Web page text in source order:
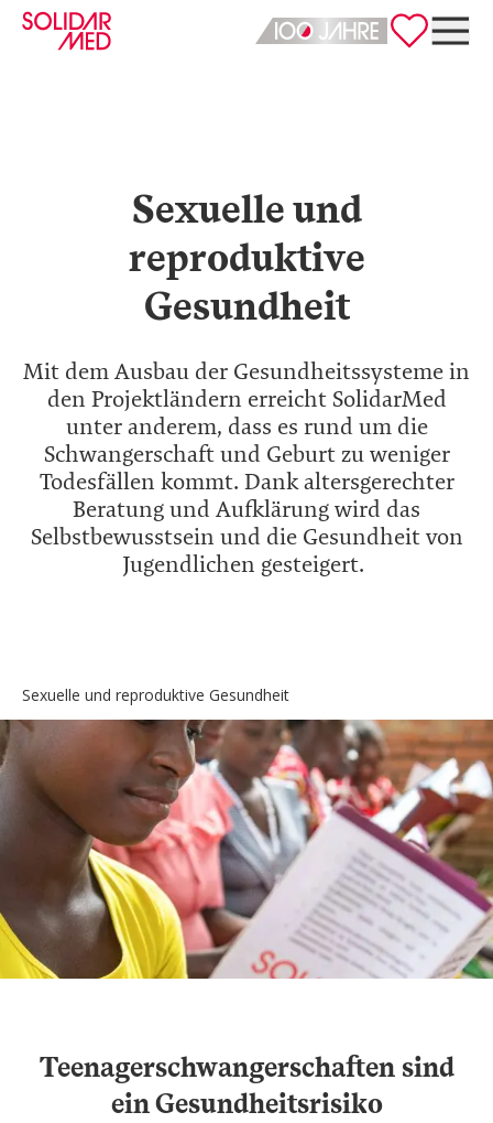
Deutsch
Sexuelle und
reproduktive
Gesundheit
Mit dem Ausbau der Gesundheitssysteme in
den Projektländern erreicht SolidarMed
unter anderem, dass es rund um die
Schwangerschaft und Geburt zu weniger
Todesfällen kommt. Dank altersgerechter
Beratung und Aufklärung wird das
Selbstbewusstsein und die Gesundheit von
Jugendlichen gesteigert.
Sexuelle und reproduktive Gesundheit
Teenagerschwangerschaften sind
ein Gesundheitsrisiko